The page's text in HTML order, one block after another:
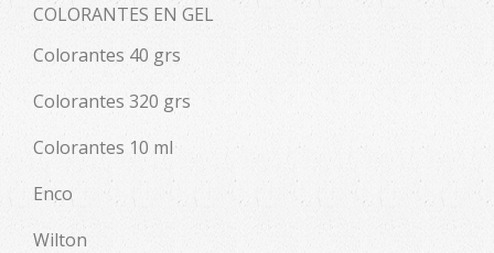
COLORANTES EN GEL
Colorantes 40 grs
Colorantes 320 grs
Colorantes 10 ml
Enco
Wilton